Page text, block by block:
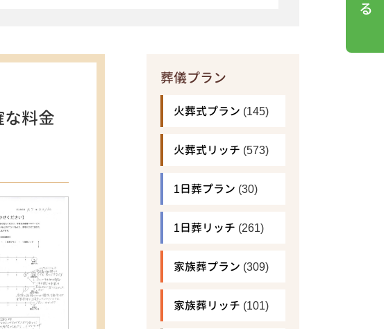
料金
葬儀プラン
火葬式プラン (145)
火葬式リッチ (573)
1日葬プラン (30)
1日葬リッチ (261)
家族葬プラン (309)
家族葬リッチ (101)